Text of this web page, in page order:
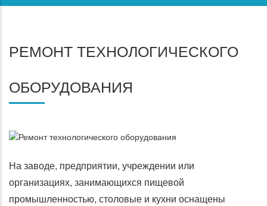
РЕМОНТ ТЕХНОЛОГИЧЕСКОГО
ОБОРУДОВАНИЯ
На заводе, предприятии, учреждении или
организациях, занимающихся пищевой
промышленностью, столовые и кухни оснащены